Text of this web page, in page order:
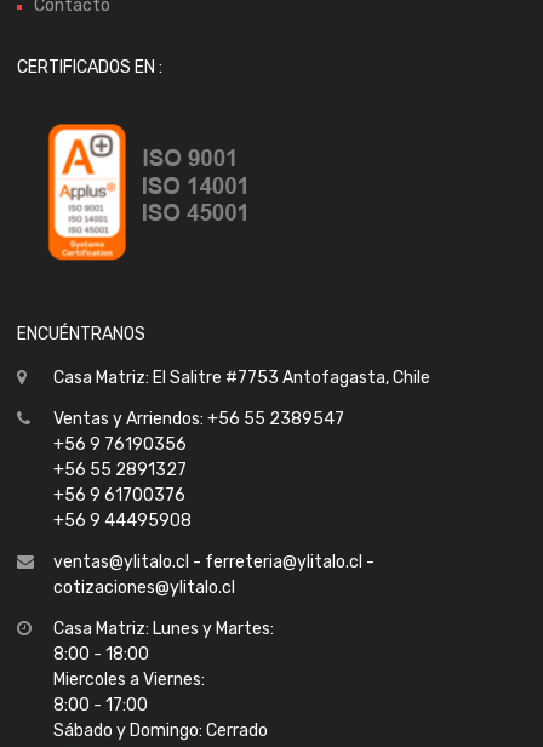
Contacto
CERTIFICADOS EN :
ENCUÉNTRANOS
Casa Matriz: El Salitre #7753 Antofagasta, Chile
Ventas y Arriendos: +56 55 2389547
+56 9 76190356
+56 55 2891327
+56 9 61700376
+56 9 44495908
ventas@ylitalo.cl - ferreteria@ylitalo.cl -
cotizaciones@ylitalo.cl
Casa Matriz: Lunes y Martes:
8:00 - 18:00
Miercoles a Viernes:
8:00 - 17:00
Sábado y Domingo: Cerrado